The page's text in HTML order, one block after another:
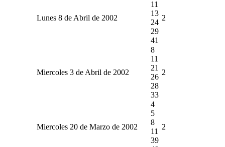
Lunes 8 de Abril de 2002
11
13
24
29
41
2
Miercoles 3 de Abril de 2002
8
11
21
26
28
33
2
Miercoles 20 de Marzo de 2002
4
5
8
11
39
2